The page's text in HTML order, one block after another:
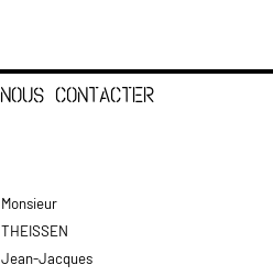
NOUS CONTACTER
Monsieur
THEISSEN
Jean-Jacques